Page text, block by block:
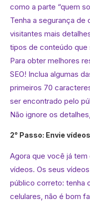
como a parte “quem
Tenha a segurança
visitantes mais
tipos de conteúdo que
Para obter melhores
SEO! Inclua algumas
primeiros 70
ser encontrado pelo
Não ignore os
2° Passo: Envie
Agora que você já
vídeos. Os seus
público correto: tenha
celulares, não é bom